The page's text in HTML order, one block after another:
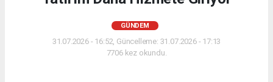
GÜNDEM
31.07.2026 - 16:52, Güncelleme: 31.07.2026 - 17:13
7706 kez okundu.